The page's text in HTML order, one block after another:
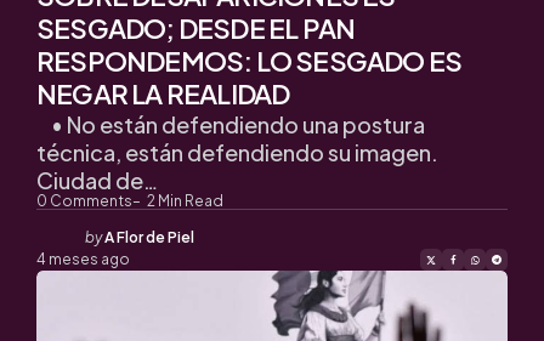
SESGADO; DESDE EL PAN
RESPONDEMOS: LO SESGADO ES
NEGAR LA REALIDAD
0 Comments 2 Min Read
• No están defendiendo una postura
técnica, están defendiendo su imagen.
Ciudad de…
Posted
by
byA Flor de Piel
4 meses ago